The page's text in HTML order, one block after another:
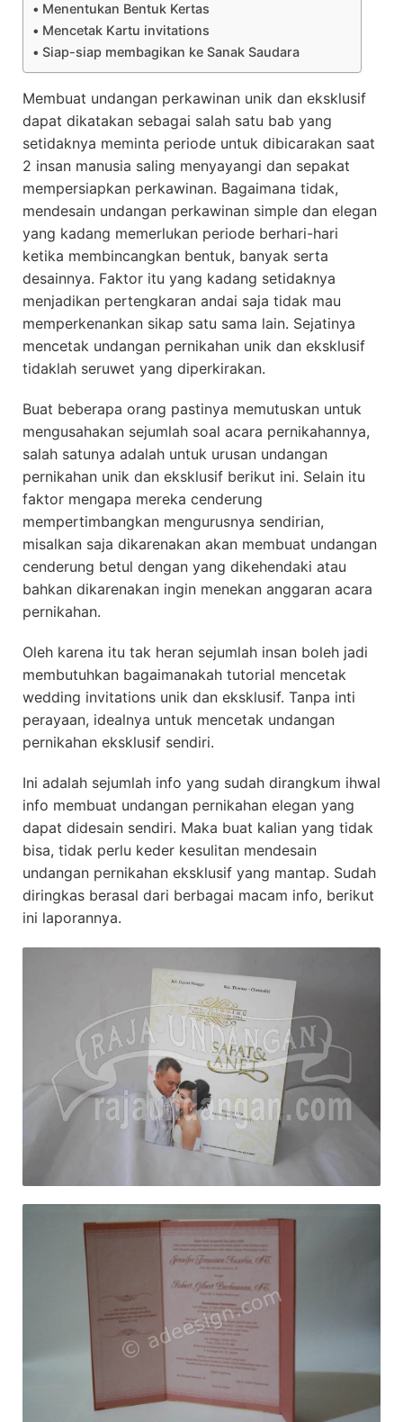
Menentukan Bentuk Kertas
Mencetak Kartu invitations
Siap-siap membagikan ke Sanak Saudara
Membuat undangan perkawinan unik dan eksklusif
dapat dikatakan sebagai salah satu bab yang
setidaknya meminta periode untuk dibicarakan saat
2 insan manusia saling menyayangi dan sepakat
mempersiapkan perkawinan. Bagaimana tidak,
mendesain undangan perkawinan simple dan elegan
yang kadang memerlukan periode berhari-hari
ketika membincangkan bentuk, banyak serta
desainnya. Faktor itu yang kadang setidaknya
menjadikan pertengkaran andai saja tidak mau
memperkenankan sikap satu sama lain. Sejatinya
mencetak undangan pernikahan unik dan eksklusif
tidaklah seruwet yang diperkirakan.
Buat beberapa orang pastinya memutuskan untuk
mengusahakan sejumlah soal acara pernikahannya,
salah satunya adalah untuk urusan undangan
pernikahan unik dan eksklusif berikut ini. Selain itu
faktor mengapa mereka cenderung
mempertimbangkan mengurusnya sendirian,
misalkan saja dikarenakan akan membuat undangan
cenderung betul dengan yang dikehendaki atau
bahkan dikarenakan ingin menekan anggaran acara
pernikahan.
Oleh karena itu tak heran sejumlah insan boleh jadi
membutuhkan bagaimanakah tutorial mencetak
wedding invitations unik dan eksklusif. Tanpa inti
perayaan, idealnya untuk mencetak undangan
pernikahan eksklusif sendiri.
Ini adalah sejumlah info yang sudah dirangkum ihwal
info membuat undangan pernikahan elegan yang
dapat didesain sendiri. Maka buat kalian yang tidak
bisa, tidak perlu keder kesulitan mendesain
undangan pernikahan eksklusif yang mantap. Sudah
diringkas berasal dari berbagai macam info, berikut
ini laporannya.